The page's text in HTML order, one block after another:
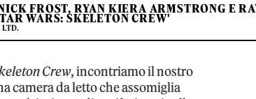
FROST, RYAN KIERA ARMSTRONG E
WARS: SKELETON CREW'
LTD.
Crew, incontriamo il nostro
camera da letto che assomiglia